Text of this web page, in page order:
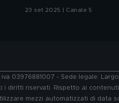
23 set 2025 | Canale 5
03976881007 - Sede legale:
i diritti riservati. Rispetto ai
mezzi automatizzati di data